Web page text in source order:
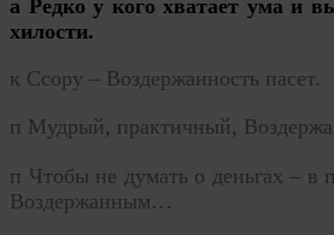
а Редко у кого хватает ума и
хилости.
к Ссору – Воздержанность пасет.
п Мудрый, практичный,
п Чтобы не думать о деньгах –
Воздержанным…